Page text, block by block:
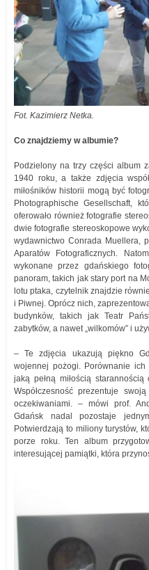
Fot. Kazimierz Netka.
Co znajdziemy w albumie?
Podzielony na trzy części album
1940 roku, a także zdjęcia
miłośników historii mogą być
Photographische Gesellschaft,
oferowało również fotografie
dwie fotografie stereoskopowe
wydawnictwo Conrada Muellera,
Aparatów Fotograficznych.
wykonane przez gdańskiego
panoram, takich jak stary port na
lotu ptaka, czytelnik znajdzie
i Piwnej. Oprócz nich,
budynków, takich jak Teatr
zabytków, a nawet „wilkomów” i
– Te zdjęcia ukazują piękno
wojennej pożogi. Porównanie
jaką pełną miłością
Współczesność prezentuje
oczekiwaniami. – mówi prof.
Gdańsk nadal pozostaje
Potwierdzają to miliony turystów,
porze roku. Ten album
interesującej pamiątki, która